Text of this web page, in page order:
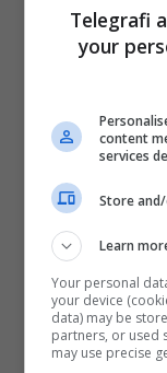
Telegrafi
your
content
services
Store
Learn
Your personal
your device
data) may be
partners, or used
may use precise